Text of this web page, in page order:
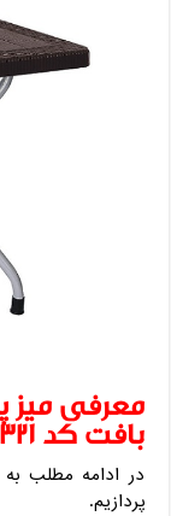
معرفی میز
بافت کد ۳۲۱ ناصر پلاستیک
در ادامه مطلب به
پردازیم.